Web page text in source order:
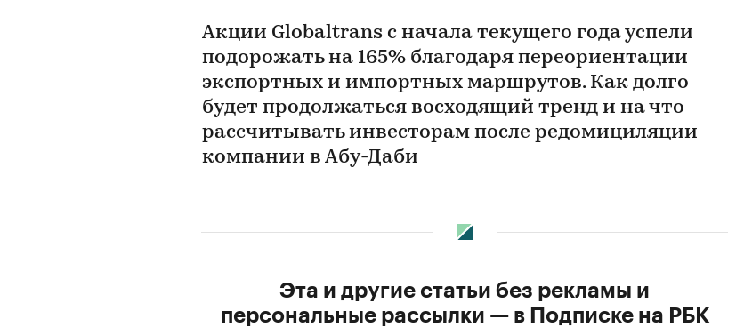
Акции Globaltrans с начала текущего года успели
подорожать на 165% благодаря переориентации
экспортных и импортных маршрутов. Как долго
будет продолжаться восходящий тренд и на что
рассчитывать инвесторам после редомициляции
компании в Абу-Даби
Эта и другие статьи без рекламы и
персональные рассылки — в Подписке на РБК